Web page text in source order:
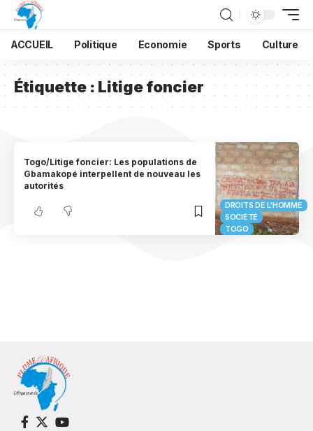
ACCUEIL Politique Economie Sports Culture
Étiquette : Litige foncier
DROITS DE L'HOMME
SOCIÉTÉ
TOGO
Togo/Litige foncier: Les populations de
Gbamakopé interpellent de nouveau les
autorités